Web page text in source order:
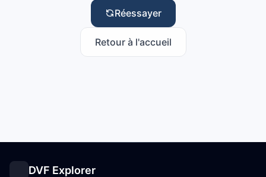
Réessayer
Retour à l'accueil
DVF Explorer